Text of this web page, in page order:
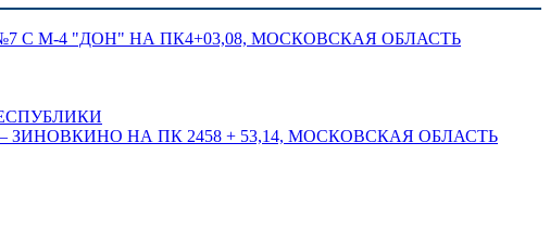
С М-4 "ДОН" НА ПК4+03,08, МОСКОВСКАЯ ОБЛАСТЬ
НА ПК 2458 + 53,14, МОСКОВСКАЯ ОБЛАСТЬ